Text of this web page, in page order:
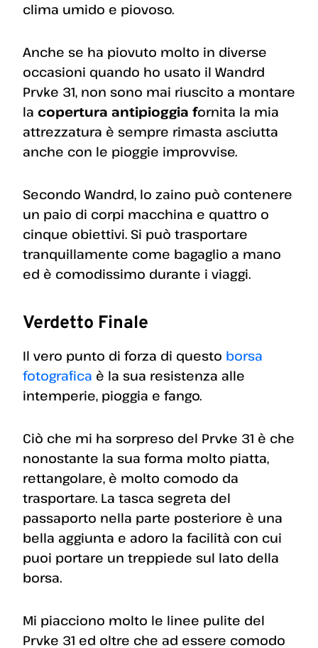
clima umido e piovoso.
Anche se ha piovuto molto in diverse
occasioni quando ho usato il Wandrd
Prvke 31, non sono mai riuscito a montare
la copertura antipioggia fornita la mia
attrezzatura è sempre rimasta asciutta
anche con le pioggie improvvise.
Secondo Wandrd, lo zaino può contenere
un paio di corpi macchina e quattro o
cinque obiettivi. Si può trasportare
tranquillamente come bagaglio a mano
ed è comodissimo durante i viaggi.
Verdetto Finale
Il vero punto di forza di questo borsa
fotografica è la sua resistenza alle
intemperie, pioggia e fango.
Ciò che mi ha sorpreso del Prvke 31 è che
nonostante la sua forma molto piatta,
rettangolare, è molto comodo da
trasportare. La tasca segreta del
passaporto nella parte posteriore è una
bella aggiunta e adoro la facilità con cui
puoi portare un treppiede sul lato della
borsa.
Mi piacciono molto le linee pulite del
Prvke 31 ed oltre che ad essere comodo